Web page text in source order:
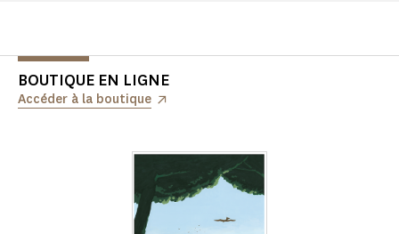
BOUTIQUE EN LIGNE
Accéder à la boutique